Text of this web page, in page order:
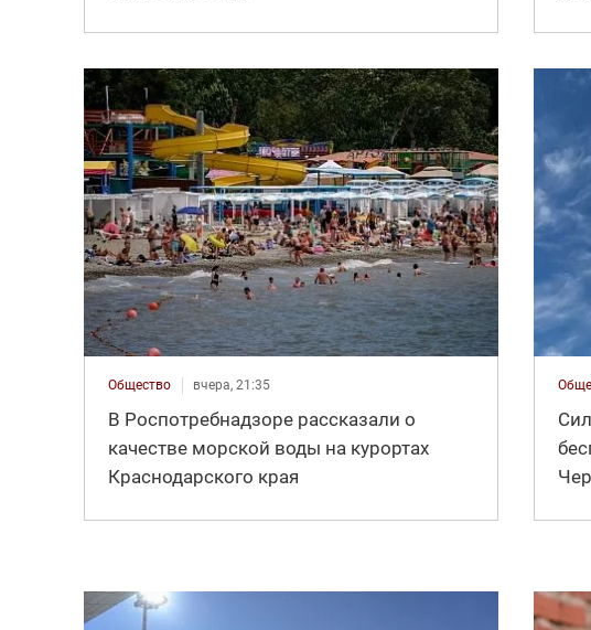
Общество вчера, 21:35
В Роспотребнадзоре рассказали о
качестве морской воды на курортах
Краснодарского края